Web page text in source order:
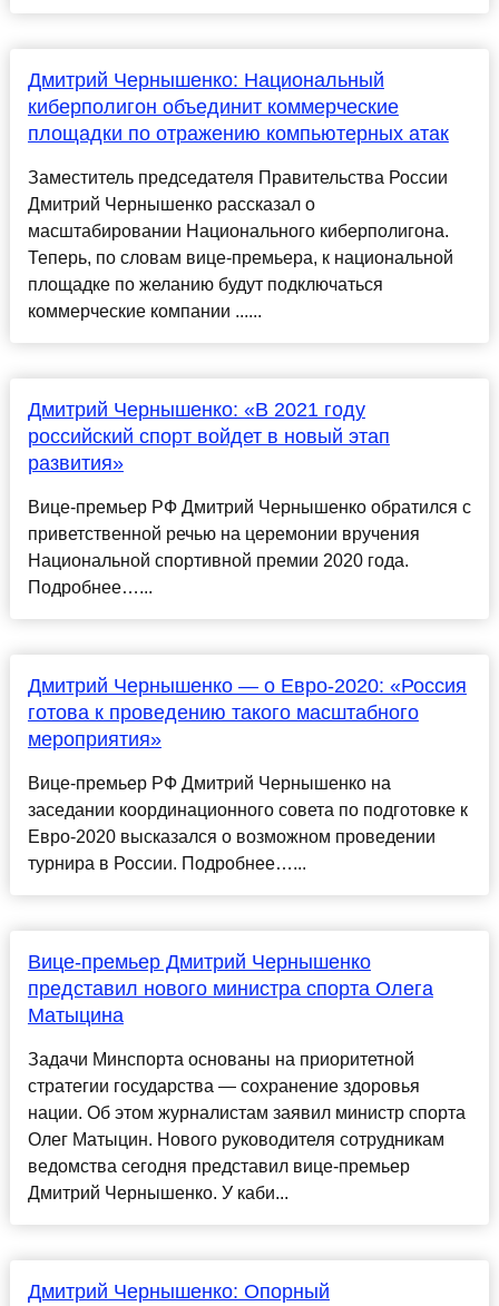
Дмитрий Чернышенко: Национальный
киберполигон объединит коммерческие
площадки по отражению компьютерных атак
Заместитель председателя Правительства России
Дмитрий Чернышенко рассказал о
масштабировании Национального киберполигона.
Теперь, по словам вице-премьера, к национальной
площадке по желанию будут подключаться
коммерческие компании ......
Дмитрий Чернышенко: «В 2021 году
российский спорт войдет в новый этап
развития»
Вице-премьер РФ Дмитрий Чернышенко обратился с
приветственной речью на церемонии вручения
Национальной спортивной премии 2020 года.
Подробнее…...
Дмитрий Чернышенко — о Евро-2020: «Россия
готова к проведению такого масштабного
мероприятия»
Вице-премьер РФ Дмитрий Чернышенко на
заседании координационного совета по подготовке к
Евро-2020 высказался о возможном проведении
турнира в России. Подробнее…...
Вице-премьер Дмитрий Чернышенко
представил нового министра спорта Олега
Матыцина
Задачи Минспорта основаны на приоритетной
стратегии государства — сохранение здоровья
нации. Об этом журналистам заявил министр спорта
Олег Матыцин. Нового руководителя сотрудникам
ведомства сегодня представил вице-премьер
Дмитрий Чернышенко. У каби...
Дмитрий Чернышенко: Опорный